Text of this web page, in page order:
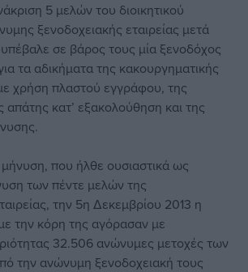
5 μελών του διοικητικού
ξενοδοχειακής εταιρείας μετά
σε βάρος τους μία ξενοδόχος
τα αδικήματα της κακουργηματικής
χρήση πλαστού εγγράφου, της
απάτης κατ’ εξακολούθηση και της
που ήλθε ουσιαστικά ως
των πέντε μελών της
την 5η Δεκεμβρίου 2013 η
την κόρη της αγόρασαν με
32.506 ανώνυμες μετοχές των
την ανώνυμη ξενοδοχειακή τους